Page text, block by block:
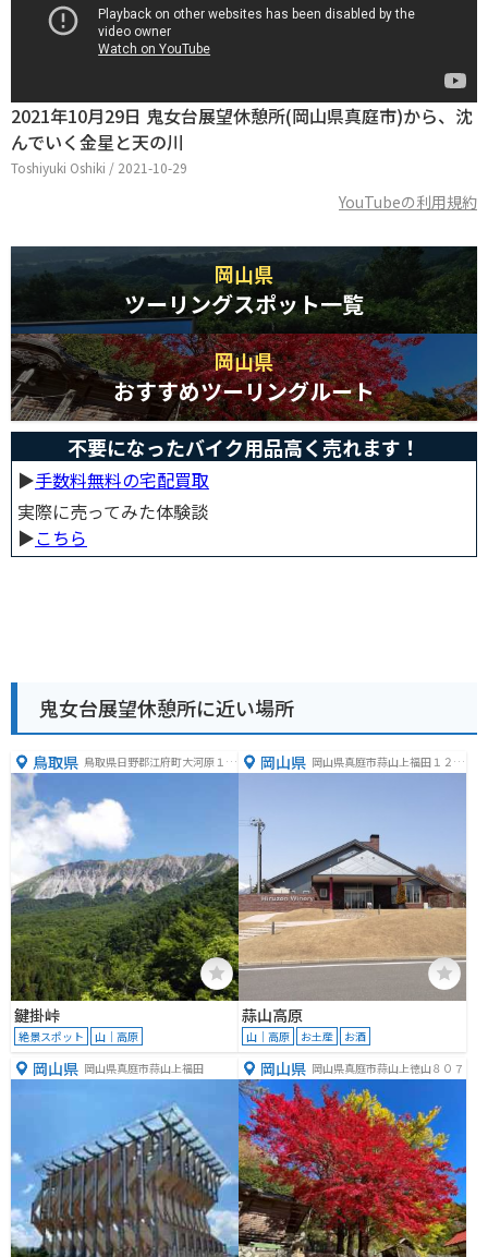
2021年10月29日 鬼女台展望休憩所(岡山県真庭市)から、沈
んでいく金星と天の川
Toshiyuki Oshiki / 2021-10-29
YouTubeの利用規約
岡山県
ツーリングスポット一覧
岡山県
おすすめツーリングルート
不要になったバイク用品高く売れます！
▶︎手数料無料の宅配買取
実際に売ってみた体験談
▶︎こちら
鬼女台展望休憩所に近い場所
鳥取県 鳥取県日野郡江府町大河原１５
３１−２９
鍵掛峠
絶景スポット 山｜高原
岡山県 岡山県真庭市蒜山上福田１２０
５−１９７
蒜山高原
山｜高原 お土産 お酒
岡山県 岡山県真庭市蒜山上福田 岡山県 岡山県真庭市蒜山上徳山８０７